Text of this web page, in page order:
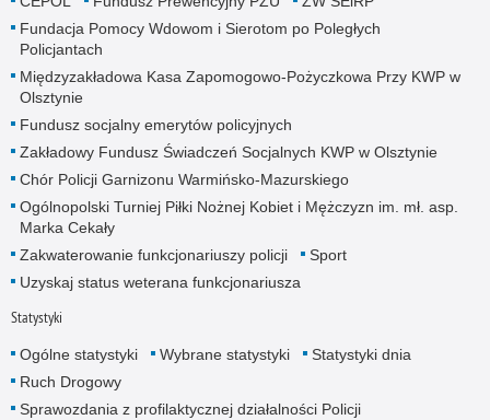
Fundacja Pomocy Wdowom i Sierotom po Poległych
Policjantach
Międzyzakładowa Kasa Zapomogowo-Pożyczkowa Przy KWP w
Olsztynie
Fundusz socjalny emerytów policyjnych
Zakładowy Fundusz Świadczeń Socjalnych KWP w Olsztynie
Chór Policji Garnizonu Warmińsko-Mazurskiego
Ogólnopolski Turniej Piłki Nożnej Kobiet i Mężczyzn im. mł. asp.
Marka Cekały
Zakwaterowanie funkcjonariuszy policji
Sport
Uzyskaj status weterana funkcjonariusza
Statystyki
Ogólne statystyki Wybrane statystyki
Statystyki dnia
Ruch Drogowy
Sprawozdania z profilaktycznej działalności Policji